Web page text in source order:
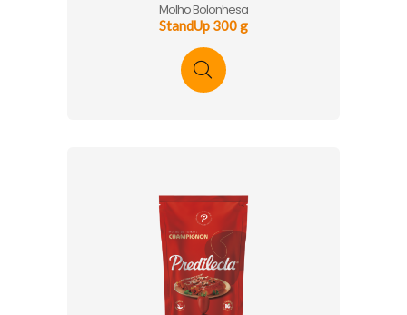
Molho Bolonhesa
StandUp 300 g